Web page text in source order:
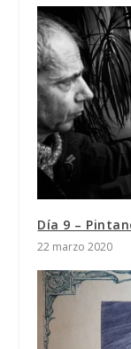
Día 9 –
22 marzo 2020